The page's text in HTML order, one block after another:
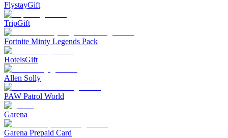
FlystayGift
TripGift
Fortnite Minty Legends Pack
HotelsGift
Allen Solly
PAW Patrol World
Garena
Garena Prepaid Card